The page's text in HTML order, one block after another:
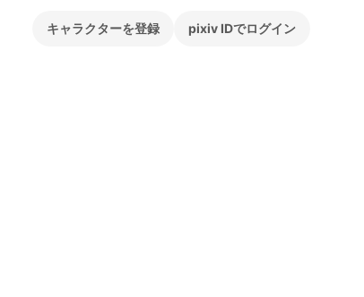
キャラクターを登録 pixiv IDでログイン